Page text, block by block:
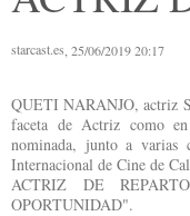
starcast.es , 25/06/2019 20:17
QUETI NARANJO, actriz
faceta de Actriz como
nominada, junto a varias
Internacional de Cine de
ACTRIZ DE
OPORTUNIDAD".